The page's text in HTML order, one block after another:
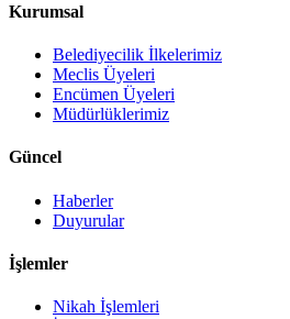
Kurumsal
Belediyecilik İlkelerimiz
Meclis Üyeleri
Encümen Üyeleri
Müdürlüklerimiz
Güncel
Haberler
Duyurular
İşlemler
Nikah İşlemleri